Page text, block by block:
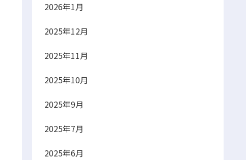
2026年1月
2025年12月
2025年11月
2025年10月
2025年9月
2025年7月
2025年6月